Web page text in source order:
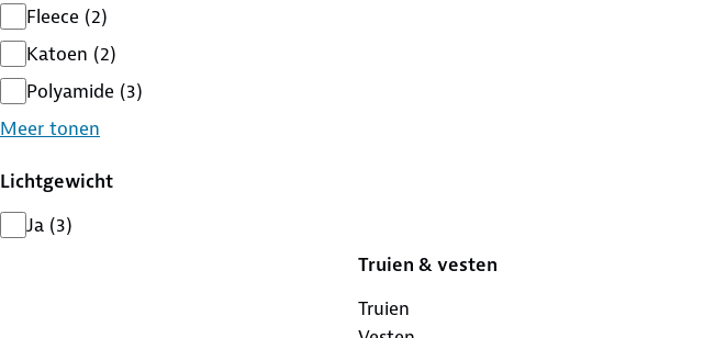
Fleece (2)
Katoen (2)
Polyamide (3)
Meer tonen
Lichtgewicht
Ja (3)
Truien & vesten
Truien